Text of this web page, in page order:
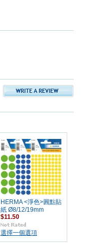
HERMA <淨色>圓點貼
紙 Ø8/12/19mm
$11.50
選擇一個選項